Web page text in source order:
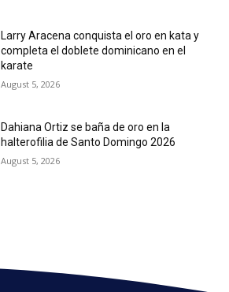
Larry Aracena conquista el oro en kata y
completa el doblete dominicano en el
karate
August 5, 2026
Dahiana Ortiz se baña de oro en la
halterofilia de Santo Domingo 2026
August 5, 2026